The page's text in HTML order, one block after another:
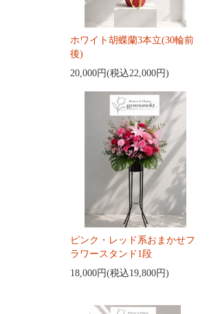
ホワイト胡蝶蘭3本立(30輪前
後)
20,000円(税込22,000円)
ピンク・レッド系おまかせフ
ラワースタンド1段
18,000円(税込19,800円)